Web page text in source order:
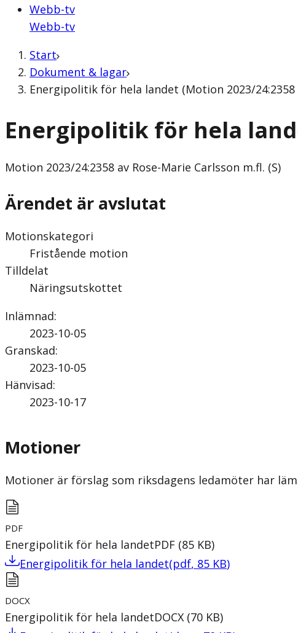
Webb-tv
Webb-tv
Start
Dokument & lagar
Energipolitik för hela landet (Motion 2023/24:2358
Energipolitik för hela
Motion 2023/24:2358 av Rose-Marie Carlsson m.fl. (S)
Ärendet är avslutat
Motionskategori
Fristående motion
Tilldelat
Näringsutskottet
Inlämnad:
2023-10-05
Granskad:
2023-10-05
Hänvisad:
2023-10-17
Motioner
Motioner är förslag som riksdagens ledamöter har
PDF
Energipolitik för hela landetPDF (85 KB)
Energipolitik för hela landet(pdf, 85 KB)
DOCX
Energipolitik för hela landetDOCX (70 KB)